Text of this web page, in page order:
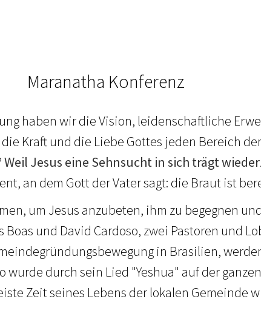
Maranatha Konferenz
haben wir die Vision, leidenschaftliche
Kraft und die Liebe Gottes jeden Bereich
Weil Jesus eine Sehnsucht in sich trägt
an dem Gott der Vater sagt: die Braut ist
um Jesus anzubeten, ihm zu begegnen
Boas und David Cardoso, zwei Pastoren und
in Brasilien,
wurde durch sein Lied "Yeshua" auf der
Zeit seines Lebens der lokalen Gemeinde